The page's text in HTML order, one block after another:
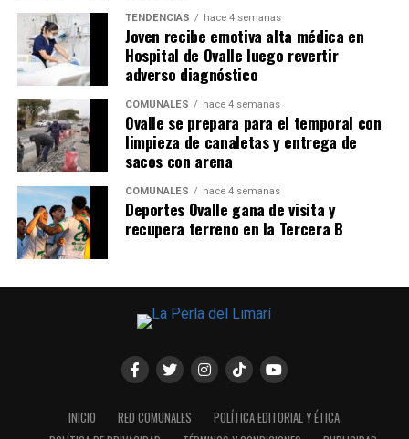
TENDENCIAS hace 4 semanas
Joven recibe emotiva alta médica en
Hospital de Ovalle luego revertir
adverso diagnóstico
COMUNALES hace 4 semanas
Ovalle se prepara para el temporal con
limpieza de canaletas y entrega de
sacos con arena
COMUNALES hace 4 semanas
Deportes Ovalle gana de visita y
recupera terreno en la Tercera B
INICIO RED COMUNALES
POLÍTICA EDITORIAL Y ÉTICA